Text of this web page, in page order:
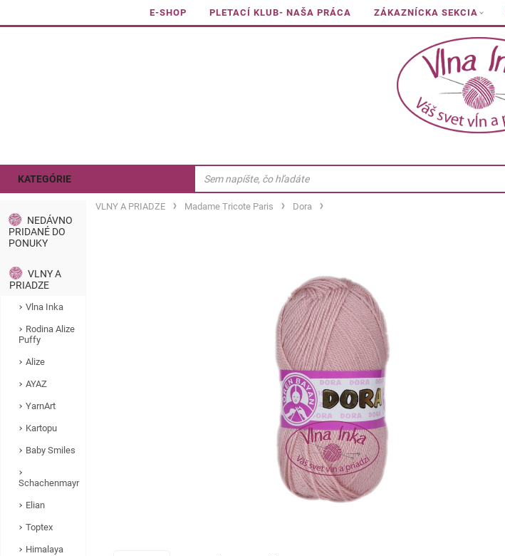
E-SHOP PLETACÍ KLUB- NAŠA PRÁCA ZÁKAZNÍCKA SEKCIA
KATEGÓRIE
NEDÁVNO
PRIDANÉ DO
PONUKY
VLNY A
PRIADZE
Vlna Inka
Rodina Alize
Puffy
Alize
AYAZ
YarnArt
Kartopu
Baby Smiles
Schachenmayr
Elian
Toptex
Himalaya
VLNY A PRIADZE Madame Tricote Paris Dora